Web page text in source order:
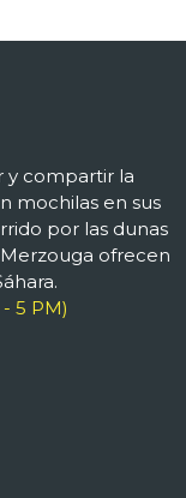
y compartir la
mochilas en sus
por las dunas
ofrecen
5 PM)